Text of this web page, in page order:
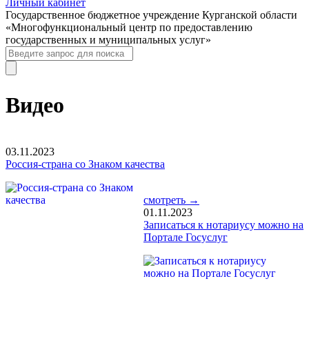
Личный кабинет
Государственное бюджетное учреждение Курганской области
«Многофункциональный центр по предоставлению
государственных и муниципальных услуг»
Видео
03.11.2023
Россия-страна со Знаком качества
смотреть →
01.11.2023
Записаться к нотариусу можно на
Портале Госуслуг